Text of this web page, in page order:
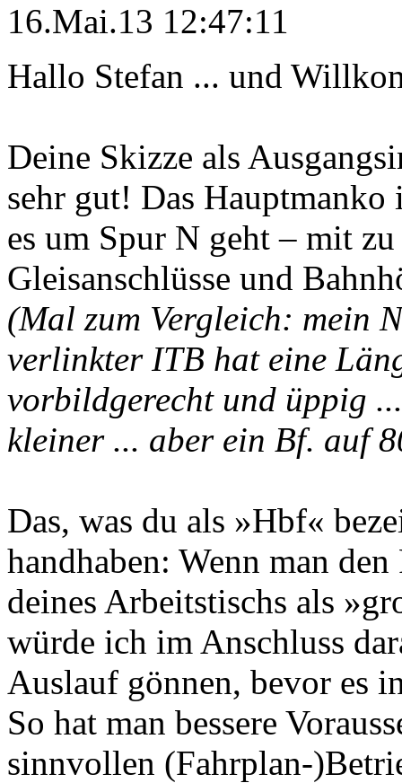
16.Mai.13 12:47:11
Hallo Stefan ... und
Deine Skizze als
sehr gut! Das
es um Spur N geht – mit
Gleisanschlüsse und
(Mal zum Vergleich: mein
verlinkter ITB hat eine
vorbildgerecht und üppig
kleiner ... aber ein Bf. auf
Das, was du als »Hbf«
handhaben: Wenn man
deines Arbeitstischs als
würde ich im Anschluss
Auslauf gönnen, bevor es
So hat man bessere
sinnvollen (Fahrplan-